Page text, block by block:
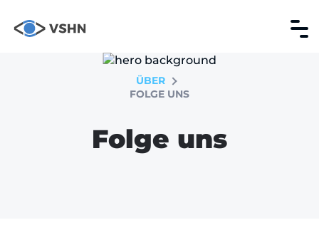
ÜBER
FOLGE UNS
Folge uns